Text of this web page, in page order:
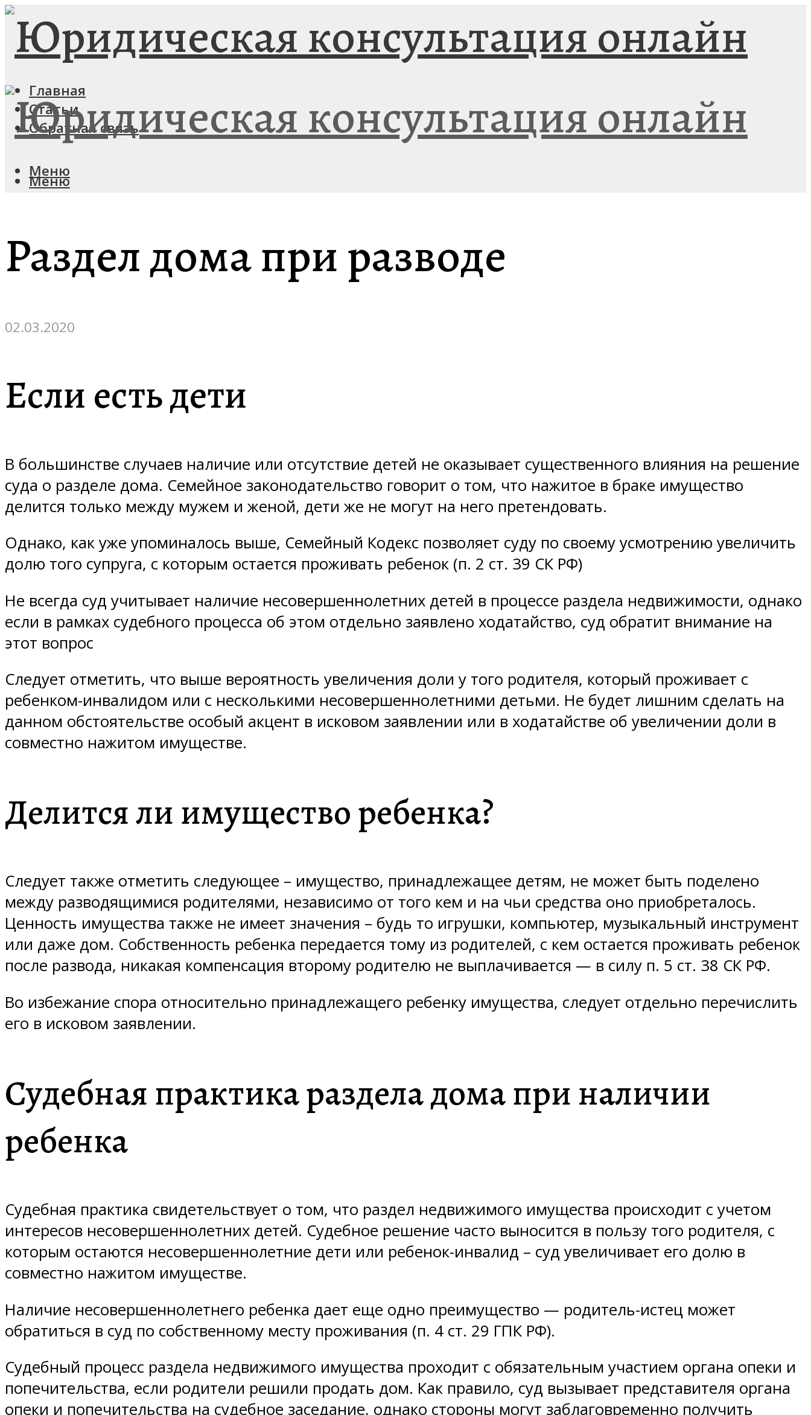
Главная
Статьи
Обратная связь
Меню
Меню
Раздел дома при разводе
02.03.2020
Если есть дети
В большинстве случаев наличие или отсутствие детей не оказывает существенного влияния на решение
суда о разделе дома. Семейное законодательство говорит о том, что нажитое в браке имущество
делится только между мужем и женой, дети же не могут на него претендовать.
Однако, как уже упоминалось выше, Семейный Кодекс позволяет суду по своему усмотрению увеличить
долю того супруга, с которым остается проживать ребенок (п. 2 ст. 39 СК РФ)
Не всегда суд учитывает наличие несовершеннолетних детей в процессе раздела недвижимости, однако
если в рамках судебного процесса об этом отдельно заявлено ходатайство, суд обратит внимание на
этот вопрос
Следует отметить, что выше вероятность увеличения доли у того родителя, который проживает с
ребенком-инвалидом или с несколькими несовершеннолетними детьми. Не будет лишним сделать на
данном обстоятельстве особый акцент в исковом заявлении или в ходатайстве об увеличении доли в
совместно нажитом имуществе.
Делится ли имущество ребенка?
Следует также отметить следующее – имущество, принадлежащее детям, не может быть поделено
между разводящимися родителями, независимо от того кем и на чьи средства оно приобреталось.
Ценность имущества также не имеет значения – будь то игрушки, компьютер, музыкальный инструмент
или даже дом. Собственность ребенка передается тому из родителей, с кем остается проживать ребенок
после развода, никакая компенсация второму родителю не выплачивается — в силу п. 5 ст. 38 СК РФ.
Во избежание спора относительно принадлежащего ребенку имущества, следует отдельно перечислить
его в исковом заявлении.
Судебная практика раздела дома при наличии
ребенка
Судебная практика свидетельствует о том, что раздел недвижимого имущества происходит с учетом
интересов несовершеннолетних детей. Судебное решение часто выносится в пользу того родителя, с
которым остаются несовершеннолетние дети или ребенок-инвалид – суд увеличивает его долю в
совместно нажитом имуществе.
Наличие несовершеннолетнего ребенка дает еще одно преимущество — родитель-истец может
обратиться в суд по собственному месту проживания (п. 4 ст. 29 ГПК РФ).
Судебный процесс раздела недвижимого имущества проходит с обязательным участием органа опеки и
попечительства, если родители решили продать дом. Как правило, суд вызывает представителя органа
опеки и попечительства на судебное заседание, однако стороны могут заблаговременно получить